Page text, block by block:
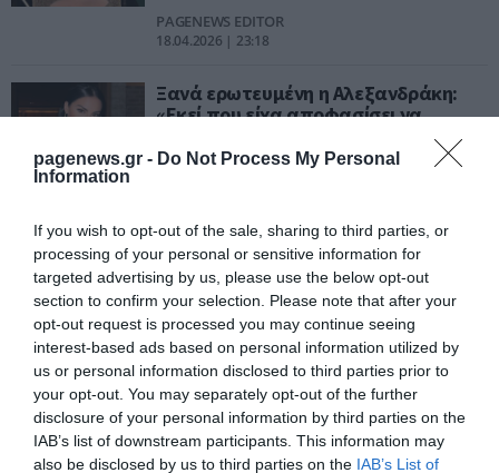
pagenews.gr - Do Not Process My Personal
Information
If you wish to opt-out of the sale, sharing to third parties, or
processing of your personal or sensitive information for
targeted advertising by us, please use the below opt-out
section to confirm your selection. Please note that after your
opt-out request is processed you may continue seeing
interest-based ads based on personal information utilized by
us or personal information disclosed to third parties prior to
your opt-out. You may separately opt-out of the further
disclosure of your personal information by third parties on the
IAB’s list of downstream participants. This information may
also be disclosed by us to third parties on the IAB’s List of
PAGENEWS EDITOR
18.04.2026 | 23:18
Ξανά ερωτευμένη η Αλεξανδράκη:
«Εκεί που είχα αποφασίσει να
κάποιος»
Νέος έρωτας για τον Μάριο
Καπότση – Ποια γνωστή ηθοποιός
του έκλεψε την καρδιά;
ΑΦΡΟΔΙΤΗ ΠΑΝΟΥ
01.08.2025 | 13:33
Ευχάριστα νέα! Νέος έρωτας στα
τηλεοπτικό πλατό!
ΑΦΡΟΔΙΤΗ ΠΑΝΟΥ